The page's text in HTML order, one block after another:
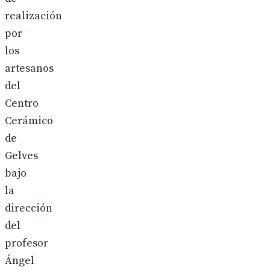
realización
por
los
artesanos
del
Centro
Cerámico
de
Gelves
bajo
la
dirección
del
profesor
Ángel